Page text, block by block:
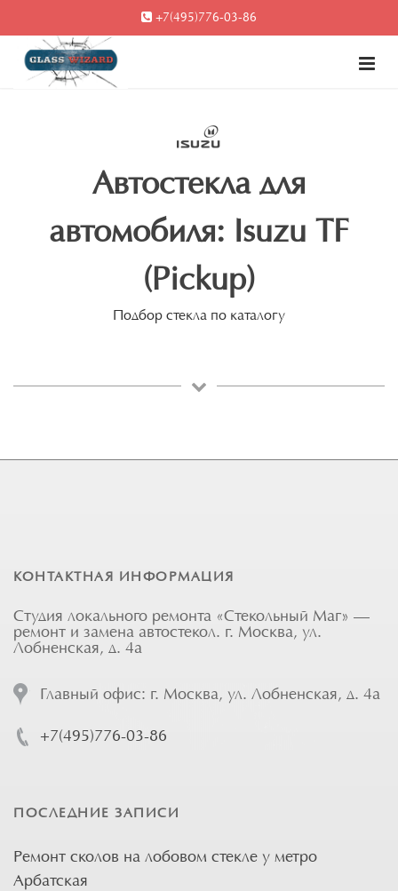
+7(495)776-03-86
Автостекла для
автомобиля: Isuzu TF
(Pickup)
Подбор стекла по каталогу
КОНТАКТНАЯ ИНФОРМАЦИЯ
Студия локального ремонта «Стекольный Маг» —
ремонт и замена автостекол. г. Москва, ул.
Лобненская, д. 4а
Главный офис: г. Москва, ул. Лобненская, д. 4а
+7(495)776-03-86
ПОСЛЕДНИЕ ЗАПИСИ
Ремонт сколов на лобовом стекле у метро
Арбатская